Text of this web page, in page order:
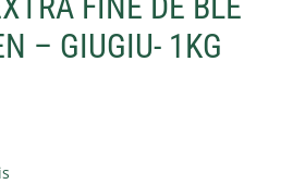
– GIUGIU- 1KG